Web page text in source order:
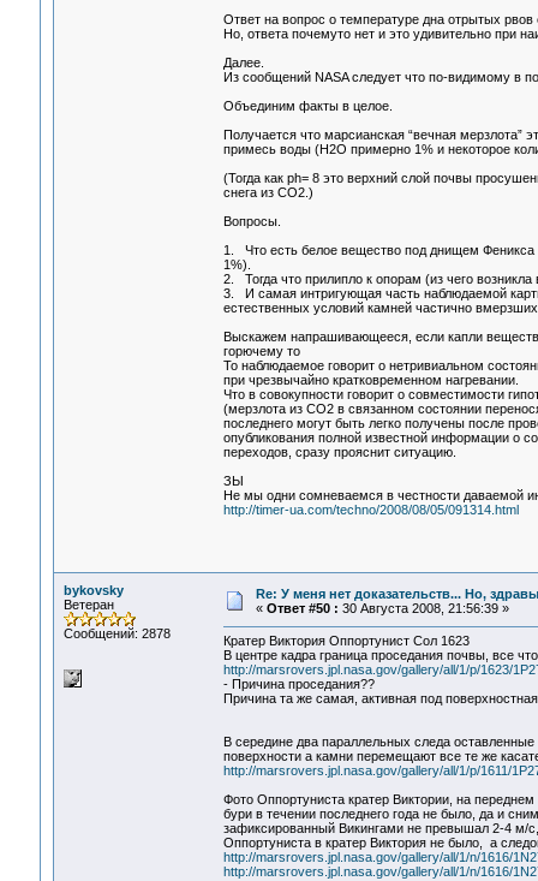
Ответ на вопрос о температуре дна отрытых рвов
Но, ответа почемуто нет и это удивительно при
Далее.
Из сообщений NASA следует что по-видимому в
Объединим факты в целое.
Получается что марсианская “вечная
примесь воды (Н2О примерно 1% и некоторое
(Тогда как ph= 8 это верхний слой почвы
снега из СО2.)
Вопросы.
1. Что есть белое вещество под днищем Феникса
1%).
2. Тогда что прилипло к опорам (из чего возникла
3. И самая интригующая часть наблюдаемой
естественных условий камней частично
Выскажем напрашивающееся, если капли
горючему то
То наблюдаемое говорит о нетривиальном
при чрезвычайно кратковременном нагревании.
Что в совокупности говорит о совместимости
(мерзлота из СО2 в связанном состоянии
последнего могут быть легко получены после
опубликования полной известной информации о
переходов, сразу прояснит ситуацию.
ЗЫ
Не мы одни сомневаемся в честности даваемой
http://timer-ua.com/techno/2008/08/05/091314.html
bykovsky
Ветеран
Сообщений: 2878
Re: У меня нет доказательств... Но,
« Ответ #50 : 30 Августа 2008, 21:56:39 »
Кратер Виктория Оппортунист Сол 1623
В центре кадра граница проседания почвы, все
http://marsrovers.jpl.nasa.gov/gallery/all/1/p/1623/
- Причина проседания??
Причина та же самая, активная под
В середине два параллельных следа
поверхности а камни перемещают все те же
http://marsrovers.jpl.nasa.gov/gallery/all/1/p/1611/
Фото Оппортуниста кратер Виктории, на
бури в течении последнего года не было, да и
зафиксированный Викингами не превышал 2-4 м/
Оппортуниста в кратер Виктория не было, а
http://marsrovers.jpl.nasa.gov/gallery/all/1/n/1616/
http://marsrovers.jpl.nasa.gov/gallery/all/1/n/1616/